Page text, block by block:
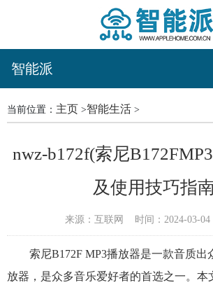
智能派
当前位置： 主页 >智能生活 >
nwz-b172f(索尼
及使用技巧指
来源：互联网 时间：2024-03-04
索尼B172F MP3播放器是一款音质出
放器，是众多音乐爱好者的首选之一。本